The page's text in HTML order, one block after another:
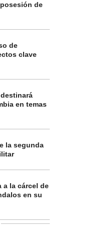
de
de
clave
en temas
la segunda
a la cárcel de
en su